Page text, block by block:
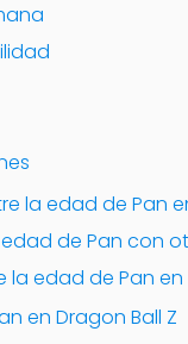
la edad de Pan
de Pan con
edad de Pan
en Dragon Ball Z